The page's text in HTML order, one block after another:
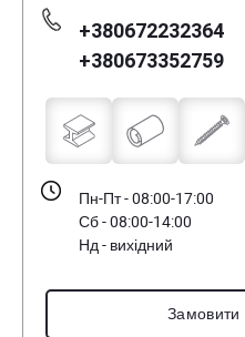
+380672232364
+380673352759
Пн-Пт - 08:00-17:00
Сб - 08:00-14:00
Нд - вихідний
Замовити